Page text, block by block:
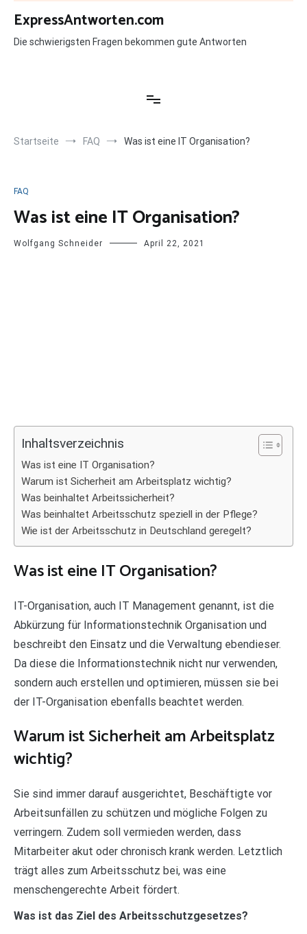
Zum
Inhalt
springen
ExpressAntworten.com
Die schwierigsten Fragen bekommen gute Antworten
Startseite FAQ Was ist eine IT Organisation?
FAQ
Was ist eine IT Organisation?
Wolfgang Schneider April 22, 2021
Inhaltsverzeichnis
Was ist eine IT Organisation?
Warum ist Sicherheit am Arbeitsplatz wichtig?
Was beinhaltet Arbeitssicherheit?
Was beinhaltet Arbeitsschutz speziell in der Pflege?
Wie ist der Arbeitsschutz in Deutschland geregelt?
Was ist eine IT Organisation?
IT-Organisation, auch IT Management genannt, ist die
Abkürzung für Informationstechnik Organisation und
beschreibt den Einsatz und die Verwaltung ebendieser.
Da diese die Informationstechnik nicht nur verwenden,
sondern auch erstellen und optimieren, müssen sie bei
der IT-Organisation ebenfalls beachtet werden.
Warum ist Sicherheit am Arbeitsplatz
wichtig?
Sie sind immer darauf ausgerichtet, Beschäftigte vor
Arbeitsunfällen zu schützen und mögliche Folgen zu
verringern. Zudem soll vermieden werden, dass
Mitarbeiter akut oder chronisch krank werden. Letztlich
trägt alles zum Arbeitsschutz bei, was eine
menschengerechte Arbeit fördert.
Was ist das Ziel des Arbeitsschutzgesetzes?